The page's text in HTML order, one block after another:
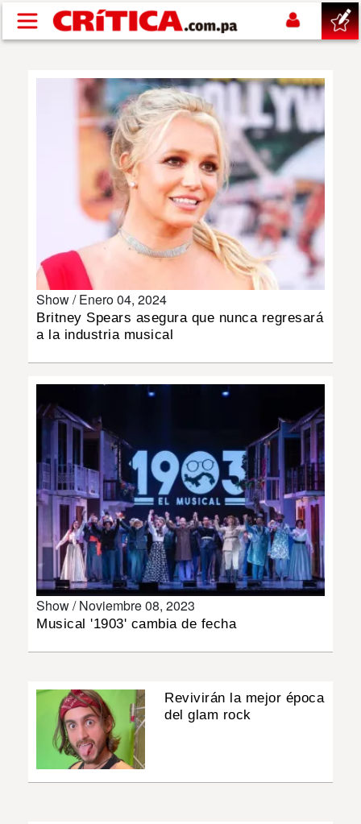
Pasar al contenido principal
DEPORTES
IMPRESO
Show /Enero 04, 2024
Britney Spears asegura que nunca regresará
a la industria musical
Show /Noviembre 08, 2023
Musical '1903' cambia de fecha
Revivirán la mejor época
del glam rock